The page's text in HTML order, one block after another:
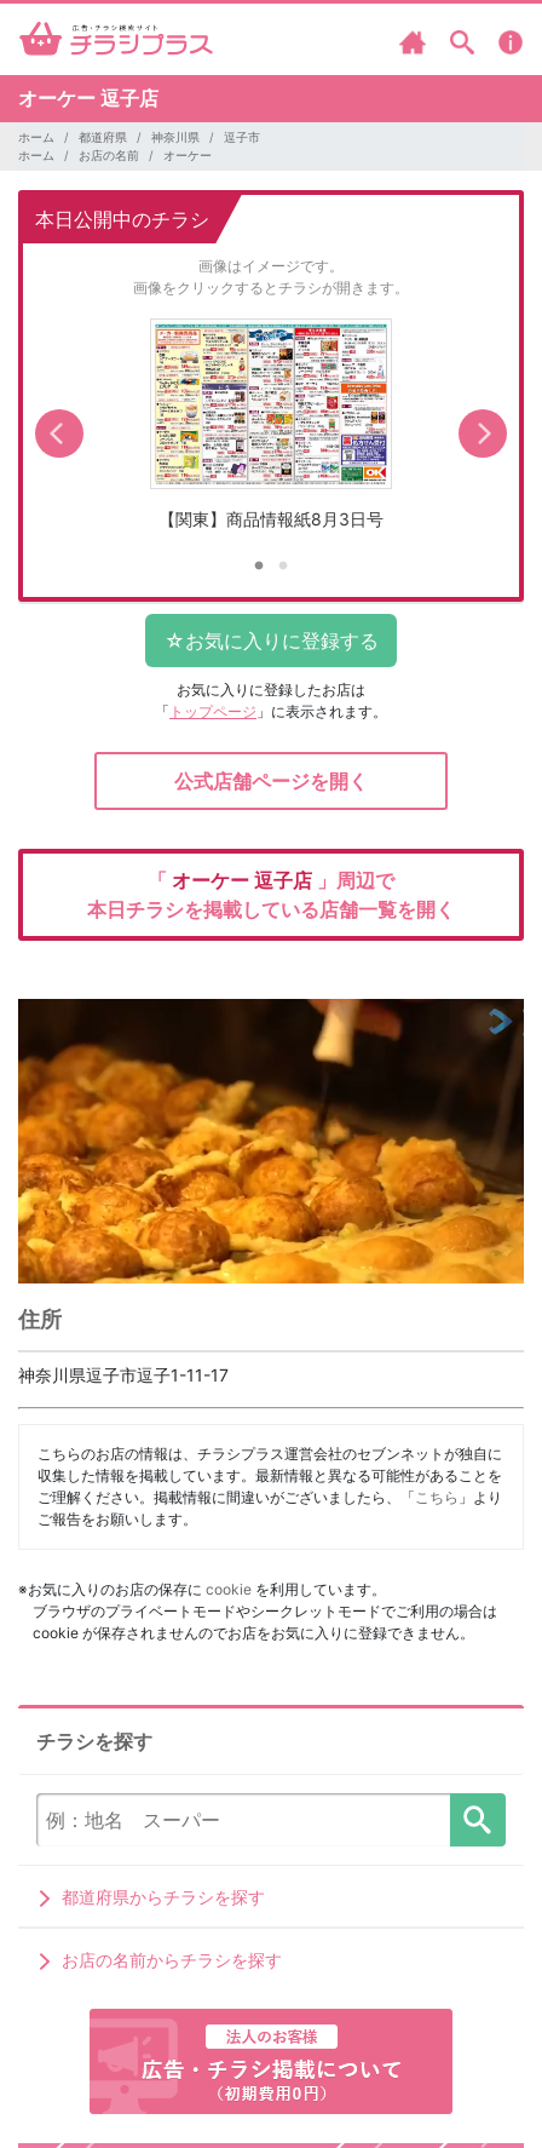
オーケー 逗子店
ホーム 都道府県 神奈川県
逗子市
ホーム
お店の名前 オーケー
本日公開中のチラシ
画像はイメージです。
画像をクリックするとチラシが開きます。
【関東】商品情報紙8月3日号
お気に入りに登録したお店は
「 トップページ 」に表示されます。
公式店舗ページを開く
「 オーケー 逗子店 」周辺で
本日チラシを掲載している店舗一覧を開く
住所
神奈川県逗子市逗子1-11-17
こちらのお店の情報は、チラシプラス運営会社のセブンネットが独自に
収集した情報を掲載しています。最新情報と異なる可能性があることを
ご理解ください。掲載情報に間違いがございましたら、「 こちら 」より
ご報告をお願いします。
※お気に入りのお店の保存に cookie を利用しています。
ブラウザのプライベートモードやシークレットモードでご利用の場合は
cookie が保存されませんのでお店をお気に入りに登録できません。
チラシを探す
都道府県からチラシを探す
お店の名前からチラシを探す